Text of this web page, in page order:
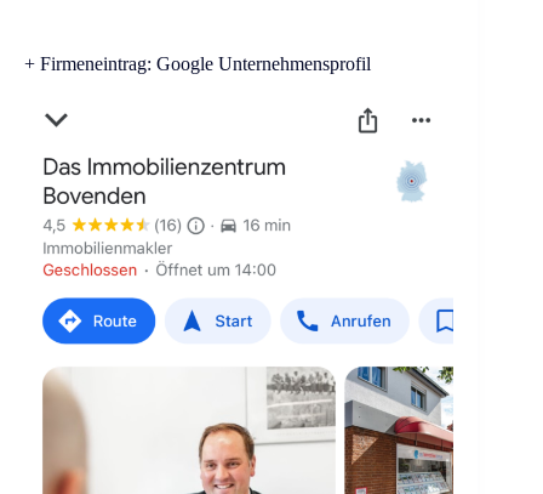
+ Firmeneintrag: Google Unternehmensprofil